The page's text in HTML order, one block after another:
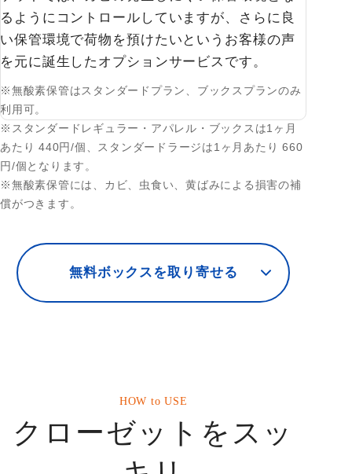
るようにコントロールしていますが、さらに良
い保管環境で荷物を預けたいというお客様の声
を元に誕生したオプションサービスです。
※無酸素保管はスタンダードプラン、ブックスプランのみ
利用可。
※スタンダードレギュラー・アパレル・ブックスは1ヶ月
あたり 440円/個、スタンダードラージは1ヶ月あたり 660
円/個となります。
※無酸素保管には、カビ、虫食い、黄ばみによる損害の補
償がつきます。
無料ボックスを取り寄せる
HOW to USE
クローゼットをスッ